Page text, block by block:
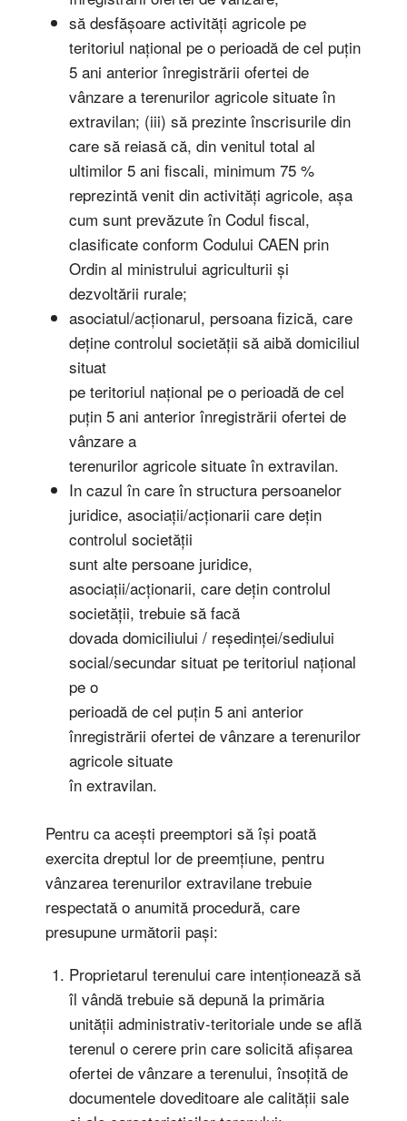
să desfășoare activități agricole pe
teritoriul național pe o perioadă de cel puțin
5 ani anterior înregistrării ofertei de
vânzare a terenurilor agricole situate în
extravilan; (iii) să prezinte înscrisurile din
care să reiasă că, din venitul total al
ultimilor 5 ani fiscali, minimum 75 %
reprezintă venit din activități agricole, așa
cum sunt prevăzute în Codul fiscal,
clasificate conform Codului CAEN prin
Ordin al ministrului agriculturii și
dezvoltării rurale;
asociatul/acționarul, persoana fizică, care
deține controlul societății să aibă domiciliul
situat
pe teritoriul național pe o perioadă de cel
puțin 5 ani anterior înregistrării ofertei de
vânzare a
terenurilor agricole situate în extravilan.
In cazul în care în structura persoanelor
juridice, asociații/acționarii care dețin
controlul societății
sunt alte persoane juridice,
asociații/acționarii, care dețin controlul
societății, trebuie să facă
dovada domiciliului / reședinței/sediului
social/secundar situat pe teritoriul național
pe o
perioadă de cel puțin 5 ani anterior
înregistrării ofertei de vânzare a terenurilor
agricole situate
în extravilan.
Pentru ca acești preemptori să își poată
exercita dreptul lor de preemțiune, pentru
vânzarea terenurilor extravilane trebuie
respectată o anumită procedură, care
presupune următorii pași:
Proprietarul terenului care intenționează să
îl vândă trebuie să depună la primăria
unității administrativ-teritoriale unde se află
terenul o cerere prin care solicită afișarea
ofertei de vânzare a terenului, însoțită de
documentele doveditoare ale calității sale